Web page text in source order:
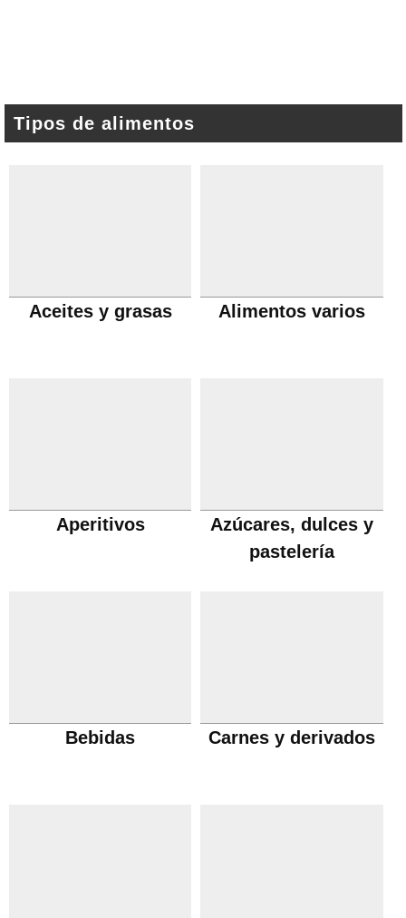
Tipos de alimentos
Aceites y grasas Alimentos varios
Aperitivos
Azúcares, dulces y
pastelería
Bebidas Carnes y derivados